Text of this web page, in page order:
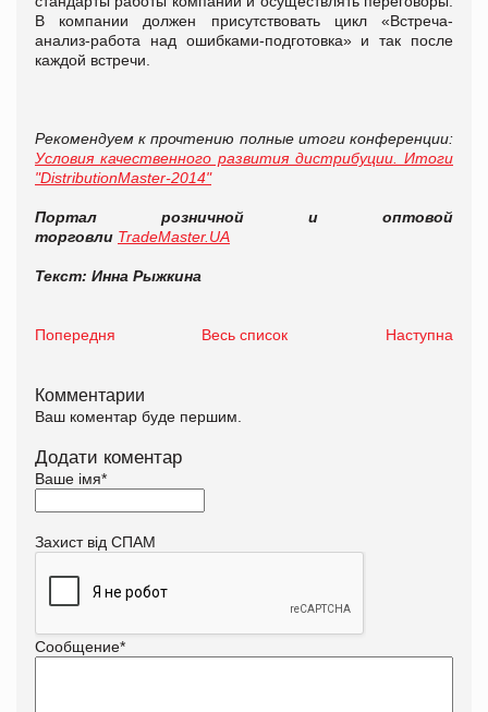
В компании должен присутствовать цикл «Встреча-
анализ-работа над ошибками-подготовка» и так после
каждой встречи.
Рекомендуем к прочтению полные итоги конференции:
Условия качественного развития дистрибуции. Итоги
"DistributionMaster-2014"
Портал розничной и оптовой
торговли TradeMaster.UA
Текст: Инна Рыжкина
Попередня Весь список Наступна
Комментарии
Ваш коментар буде першим.
Додати коментар
Ваше імя*
Захист від СПАМ
Сообщение*